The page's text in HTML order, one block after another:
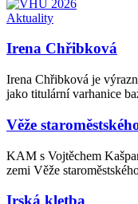
Aktuality
Irena Chřibková
Irena Chřibková je
jako titulární varhanice
Věže
KAM s Vojtěchem
zemi Věže